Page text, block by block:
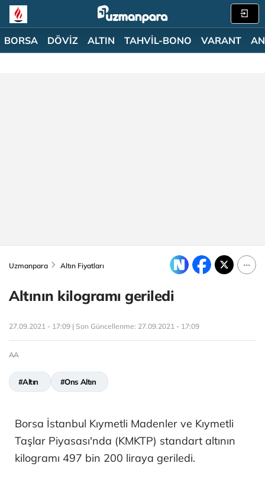
BORSA DÖVİZ ALTIN TAHVİL-BONO VARANT
Uzmanpara Altın Fiyatları
Altının kilogramı geriledi
27.09.2021 - 17:09 | Son Güncellenme: 27.09.2021 - 17:09
AA
#Altın #Ons Altın
Borsa İstanbul Kıymetli Madenler ve Kıymetli
Taşlar Piyasası'nda (KMKTP) standart altının
kilogramı 497 bin 200 liraya geriledi.